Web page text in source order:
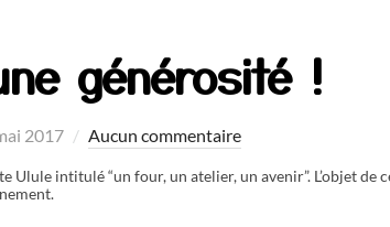
générosité !
2017 Aucun commentaire
intitulé “un four, un atelier, un avenir”. L’objet de